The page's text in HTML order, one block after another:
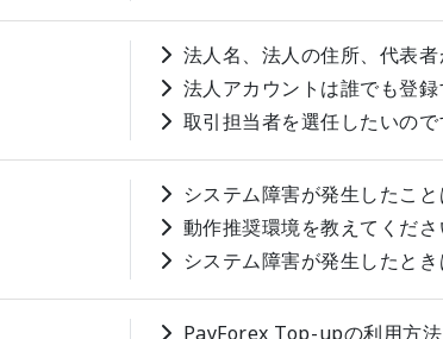
法人名、法人の住所、代表
法人アカウントは誰でも登
取引担当者を選任したいの
システム障害が発生したこ
動作推奨環境を教えてくださ
システム障害が発生したと